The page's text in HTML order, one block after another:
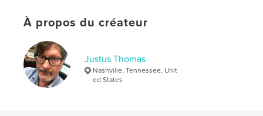
# de pages:
Date de publication:
LangueEnglish
Mots-clés
protest demonstration
À propos du créateur
Justus Thomas
Nashville, Tennessee, Unit
ed States